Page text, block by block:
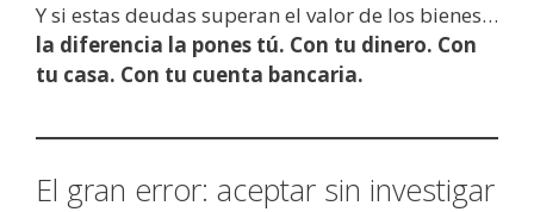
Y si estas deudas superan el valor de los bienes…
la diferencia la pones tú. Con tu dinero. Con
tu casa. Con tu cuenta bancaria.
El gran error: aceptar sin investigar